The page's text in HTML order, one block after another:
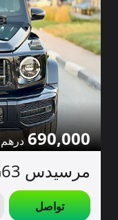
690,000
مرسيدس G63 للبيع
تواصل